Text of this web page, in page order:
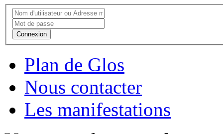
Connexion
Plan de Glos
Nous contacter
Les manifestations